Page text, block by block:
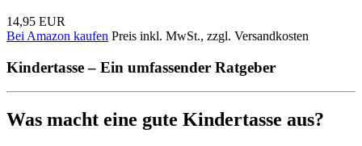
14,95 EUR
Bei Amazon kaufen Preis inkl. MwSt., zzgl. Versandkosten
Kindertasse – Ein umfassender Ratgeber
Was macht eine gute Kindertasse aus?